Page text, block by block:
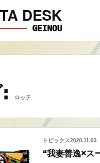
DESK
GEINOU
ロッテ
トピックス2020.11.03
“我妻善逸×ス